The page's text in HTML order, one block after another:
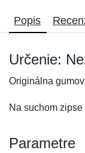
Popis
Určenie:
Originálna
Na suchom
Parametre